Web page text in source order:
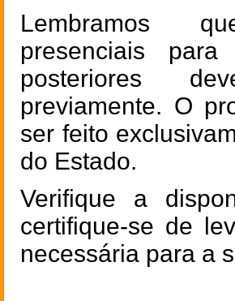
Lembramos
presenciais
posteriores
previamente. O
ser feito
do Estado.
Verifique a
certifique-se de
necessária para a